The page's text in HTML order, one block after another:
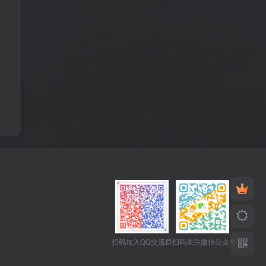
扫码加入QQ交流群扫码关注微信公众号